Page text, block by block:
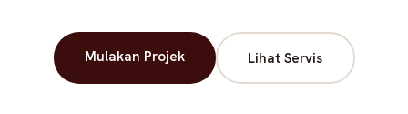
Mulakan Projek Lihat Servis